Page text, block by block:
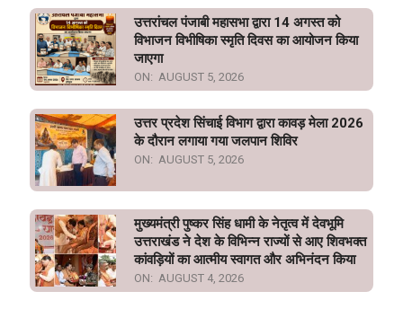
उत्तरांचल पंजाबी महासभा द्वारा 14 अगस्त को
विभाजन विभीषिका स्मृति दिवस का आयोजन किया
जाएगा
ON: AUGUST 5, 2026
उत्तर प्रदेश सिंचाई विभाग द्वारा कावड़ मेला 2026
के दौरान लगाया गया जलपान शिविर
ON: AUGUST 5, 2026
मुख्यमंत्री पुष्कर सिंह धामी के नेतृत्व में देवभूमि
उत्तराखंड ने देश के विभिन्न राज्यों से आए शिवभक्त
कांवड़ियों का आत्मीय स्वागत और अभिनंदन किया
ON: AUGUST 4, 2026